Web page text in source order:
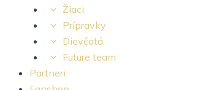
Žiaci
Prípravky
Dievčatá
Future team
Partneri